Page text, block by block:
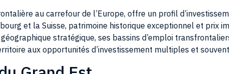
et la Suisse, patrimoine historique exceptionnel et prix
géographique stratégique, ses bassins d’emploi
aux opportunités d’investissement multiples et
Grand Est